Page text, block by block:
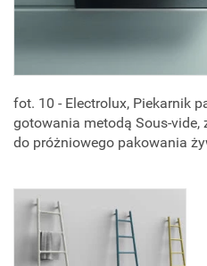
fot. 10 - Electrolux, Piekarnik
gotowania metodą Sous-vide,
do próżniowego pakowania